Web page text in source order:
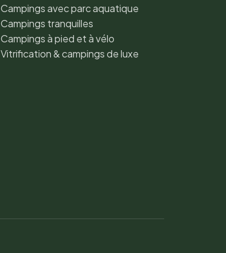
Campings avec parc aquatique
Campings tranquilles
Campings à pied et à vélo
Vitrification & campings de luxe